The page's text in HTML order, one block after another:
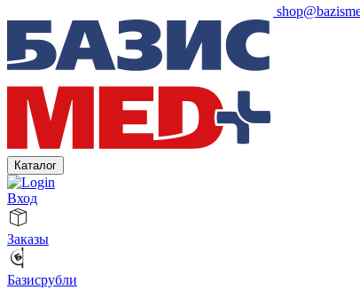
Каталог
Вход
Заказы
Базисрубли